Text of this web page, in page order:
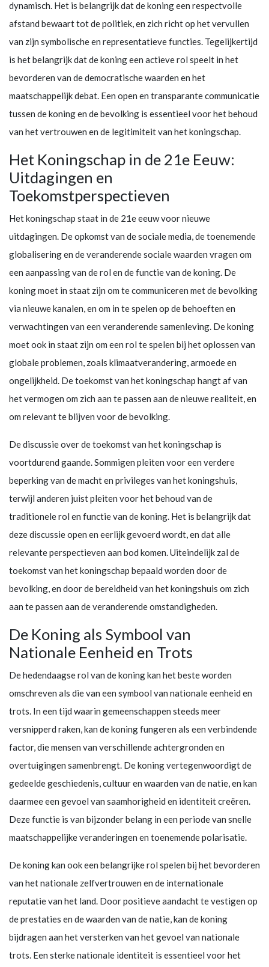
dynamisch. Het is belangrijk dat de koning een respectvolle
afstand bewaart tot de politiek, en zich richt op het vervullen
van zijn symbolische en representatieve functies. Tegelijkertijd
is het belangrijk dat de koning een actieve rol speelt in het
bevorderen van de democratische waarden en het
maatschappelijk debat. Een open en transparante communicatie
tussen de koning en de bevolking is essentieel voor het behoud
van het vertrouwen en de legitimiteit van het koningschap.
Het Koningschap in de 21e Eeuw:
Uitdagingen en
Toekomstperspectieven
Het koningschap staat in de 21e eeuw voor nieuwe
uitdagingen. De opkomst van de sociale media, de toenemende
globalisering en de veranderende sociale waarden vragen om
een aanpassing van de rol en de functie van de koning. De
koning moet in staat zijn om te communiceren met de bevolking
via nieuwe kanalen, en om in te spelen op de behoeften en
verwachtingen van een veranderende samenleving. De koning
moet ook in staat zijn om een rol te spelen bij het oplossen van
globale problemen, zoals klimaatverandering, armoede en
ongelijkheid. De toekomst van het koningschap hangt af van
het vermogen om zich aan te passen aan de nieuwe realiteit, en
om relevant te blijven voor de bevolking.
De discussie over de toekomst van het koningschap is
voortdurend gaande. Sommigen pleiten voor een verdere
beperking van de macht en privileges van het koningshuis,
terwijl anderen juist pleiten voor het behoud van de
traditionele rol en functie van de koning. Het is belangrijk dat
deze discussie open en eerlijk gevoerd wordt, en dat alle
relevante perspectieven aan bod komen. Uiteindelijk zal de
toekomst van het koningschap bepaald worden door de
bevolking, en door de bereidheid van het koningshuis om zich
aan te passen aan de veranderende omstandigheden.
De Koning als Symbool van
Nationale Eenheid en Trots
De hedendaagse rol van de koning kan het beste worden
omschreven als die van een symbool van nationale eenheid en
trots. In een tijd waarin gemeenschappen steeds meer
versnipperd raken, kan de koning fungeren als een verbindende
factor, die mensen van verschillende achtergronden en
overtuigingen samenbrengt. De koning vertegenwoordigt de
gedeelde geschiedenis, cultuur en waarden van de natie, en kan
daarmee een gevoel van saamhorigheid en identiteit creëren.
Deze functie is van bijzonder belang in een periode van snelle
maatschappelijke veranderingen en toenemende polarisatie.
De koning kan ook een belangrijke rol spelen bij het bevorderen
van het nationale zelfvertrouwen en de internationale
reputatie van het land. Door positieve aandacht te vestigen op
de prestaties en de waarden van de natie, kan de koning
bijdragen aan het versterken van het gevoel van nationale
trots. Een sterke nationale identiteit is essentieel voor het